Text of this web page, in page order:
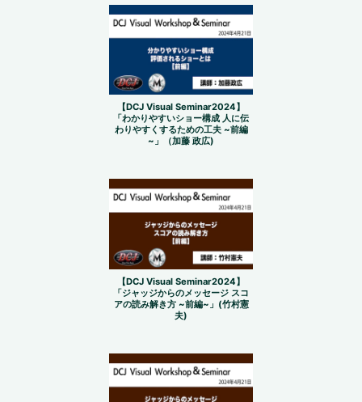
【DCJ Visual Seminar2024】
「わかりやすいショー構成 人に伝
わりやすくするための工夫 ~前編
~」（加藤 政広)
【DCJ Visual Seminar2024】
「ジャッジからのメッセージ スコ
アの読み解き方 ~前編~」(竹村憲
夫)